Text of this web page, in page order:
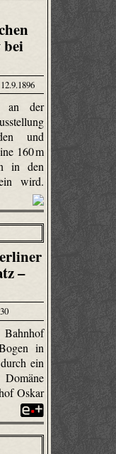
an der
und
160 m
in den
wird.
–
in
ein
Oskar